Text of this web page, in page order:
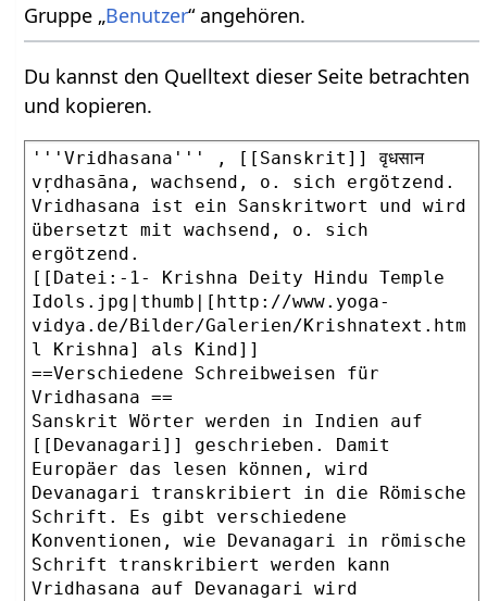
Gruppe „Benutzer“ angehören.
Du kannst den Quelltext dieser Seite betrachten
und kopieren.